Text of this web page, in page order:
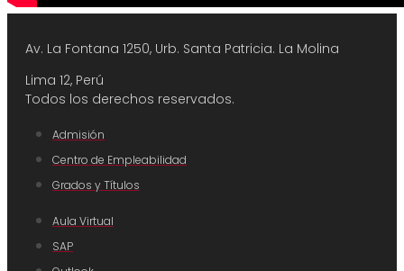
Av. La Fontana 1250, Urb. Santa Patricia. La Molina
Lima 12, Perú
Todos los derechos reservados.
Admisión
Centro de Empleabilidad
Grados y Títulos
Aula Virtual
SAP